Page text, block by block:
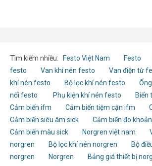
Tìm kiếm nhiều: Festo Việt Nam Festo
festo
Van khí nén festo Van điện từ
khí nén festo
Bộ lọc khí nén festo
nối festo
Phụ kiện khí nén festo
Biến
Cảm biến ifm
Cảm biến tiệm cận ifm
Cảm biến siêu âm sick
Cảm biến đo
Cảm biến màu sick
Norgren việt nam
norgren
Bộ lọc khí nén norgren
Bộ
norgren
Norgren Bảng giá thiết bị